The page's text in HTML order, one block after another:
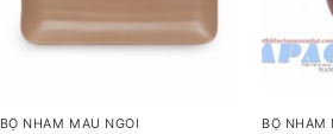
BỘ NHÁM MÀU NGÓI BỘ NHÁM